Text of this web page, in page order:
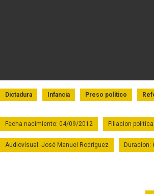
Dictadura Infancia Preso político
Fecha nacimiento: 04/09/2012 Filiacion
Audiovisual: José Manuel Rodríguez Duracion: